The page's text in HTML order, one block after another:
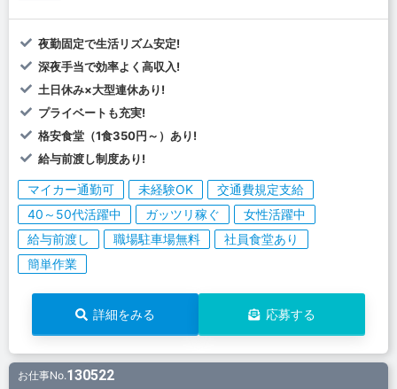
夜勤固定で生活リズム安定!
深夜手当で効率よく高収入!
土日休み×大型連休あり!
プライベートも充実!
格安食堂（1食350円～）あり!
給与前渡し制度あり!
マイカー通勤可 未経験OK
交通費規定支給
40～50代活躍中
ガッツリ稼ぐ
女性活躍中
給与前渡し
職場駐車場無料
社員食堂あり
簡単作業
詳細をみる 応募する
お仕事No.130522